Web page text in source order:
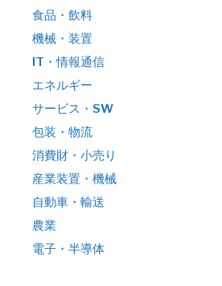
食品・飲料
機械・装置
IT・情報通信
エネルギー
サービス・SW
包装・物流
消費財・小売り
産業装置・機械
自動車・輸送
農業
電子・半導体